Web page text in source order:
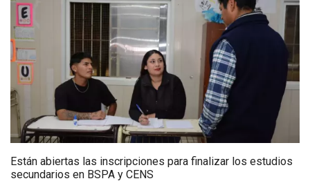
Están abiertas las inscripciones para finalizar los estudios
secundarios en BSPA y CENS